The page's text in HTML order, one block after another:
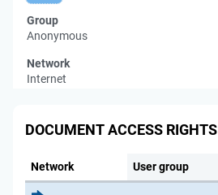
Group
Anonymous
Network
Internet
DOCUMENT ACCESS RIGHTS
Network User group